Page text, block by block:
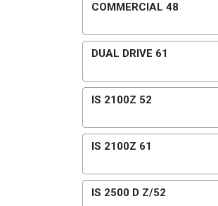
COMMERCIAL 48
DUAL DRIVE 61
IS 2100Z 52
IS 2100Z 61
IS 2500 D Z/52